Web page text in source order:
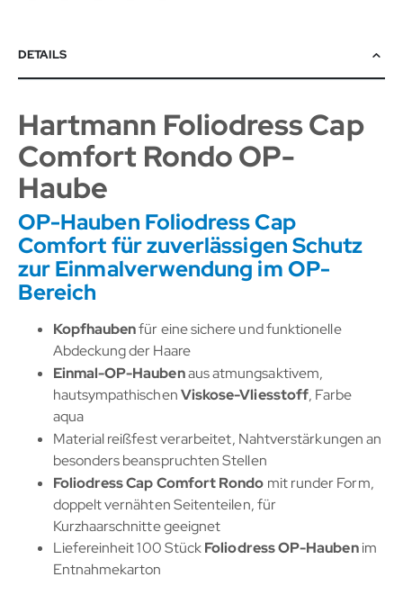
DETAILS
Hartmann Foliodress Cap
Comfort Rondo OP-
Haube
OP-Hauben Foliodress Cap
Comfort für zuverlässigen Schutz
zur Einmalverwendung im OP-
Bereich
Kopfhaubenfür eine sichere und funktionelle
Abdeckung der Haare
Einmal-OP-Haubenaus atmungsaktivem,
hautsympathischenViskose-Vliesstoff, Farbe
aqua
Material reißfest verarbeitet, Nahtverstärkungen an
besonders beanspruchten Stellen
Foliodress Cap Comfort Rondo mit runder Form,
doppelt vernähten Seitenteilen, für
Kurzhaarschnitte geeignet
Liefereinheit 100 StückFoliodress OP-Haubenim
Entnahmekarton